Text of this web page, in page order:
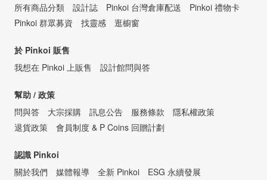
所有商品分類
設計誌 Pinkoi 台灣倉庫配送
Pinkoi 禮物卡
Pinkoi 群眾募資
找靈感 逛櫥窗
於 Pinkoi 販售
我想在 Pinkoi 上販售
設計館問與答
幫助 / 政策
問與答
大宗採購 訊息公告 服務條款
隱私權政策
退貨政策
會員制度 & P Coins 回贈計劃
認識 Pinkoi
關於我們
媒體報導 全新 Pinkoi
ESG 永續發展